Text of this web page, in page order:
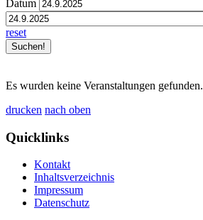
Datum
reset
Es wurden keine Veranstaltungen gefunden.
drucken nach oben
Quicklinks
Kontakt
Inhaltsverzeichnis
Impressum
Datenschutz